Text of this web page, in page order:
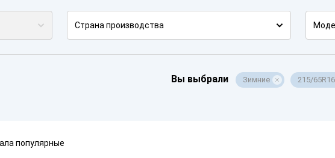
Страна производства
Вы выбрали Зимние 215/65R16
популярные